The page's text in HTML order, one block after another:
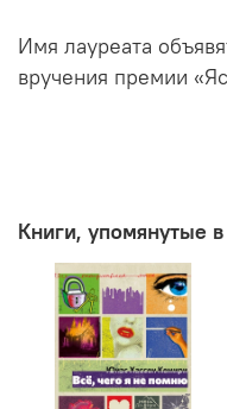
Имя лауреата
вручения премии
Книги, упомянутые в